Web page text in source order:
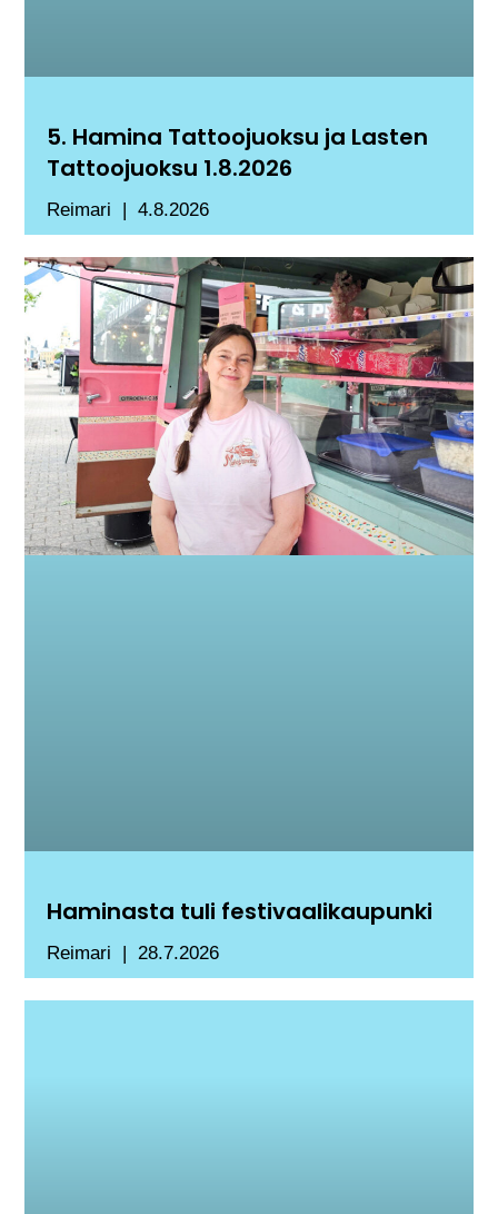
5. Hamina Tattoojuoksu ja Lasten
Tattoojuoksu 1.8.2026
Reimari 4.8.2026
Haminasta tuli festivaalikaupunki
Reimari 28.7.2026